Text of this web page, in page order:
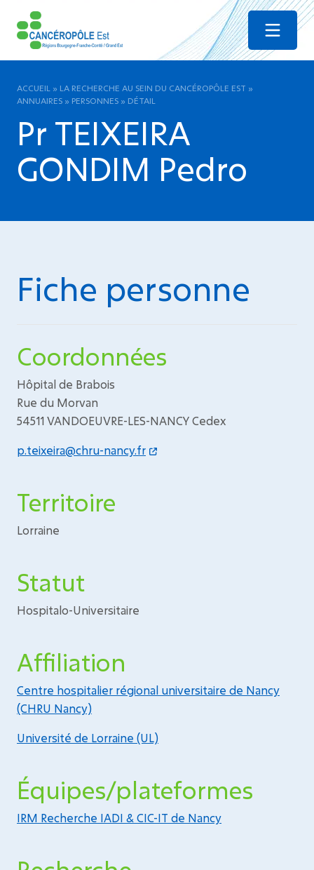
Menu
ACCUEIL » LA RECHERCHE AU SEIN DU CANCÉROPÔLE EST »
ANNUAIRES » PERSONNES » DÉTAIL
Pr TEIXEIRA
GONDIM Pedro
Fiche personne
Coordonnées
Hôpital de Brabois
Rue du Morvan
54511 VANDOEUVRE-LES-NANCY Cedex
p.teixeira@chru-nancy.fr
Territoire
Lorraine
Statut
Hospitalo-Universitaire
Affiliation
Centre hospitalier régional universitaire de Nancy
(CHRU Nancy)
Université de Lorraine (UL)
Équipes/plateformes
IRM Recherche IADI & CIC-IT de Nancy